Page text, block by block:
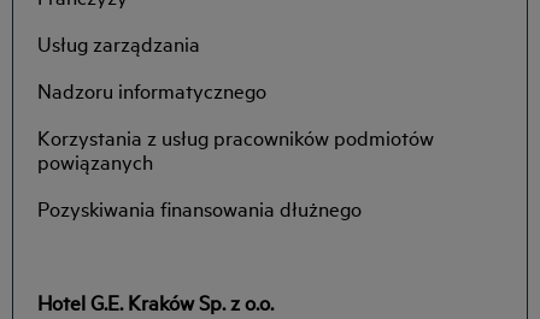
Usług zarządzania
Nadzoru informatycznego
Korzystania z usług pracowników podmiotów
powiązanych
Pozyskiwania finansowania dłużnego
Hotel G.E. Kraków Sp. z o.o.